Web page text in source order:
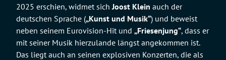
2025 erschien, widmet sichJoost Klein auch der
deutschen Sprache („Kunst und Musik“) und beweist
neben seinem Eurovision-Hit und „Friesenjung“, dass er
mit seiner Musik hierzulande längst angekommen ist.
Das liegt auch an seinen explosiven Konzerten, die als